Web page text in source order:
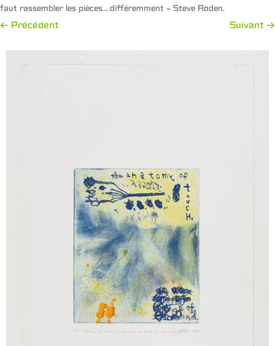
faut rassembler les pièces… différemment – Steve Roden.
← Précédent Suivant →